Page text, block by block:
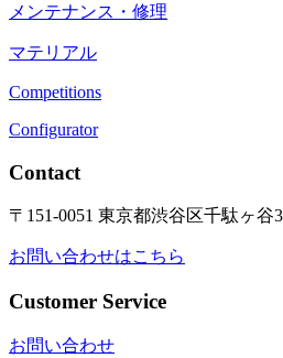
メンテナンス・修理
マテリアル
Competitions
Configurator
Contact
〒151-0051 東京都渋谷区千駄ヶ谷
お問い合わせはこちら
Customer Service
お問い合わせ